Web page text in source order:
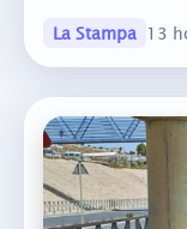
La Stampa 13